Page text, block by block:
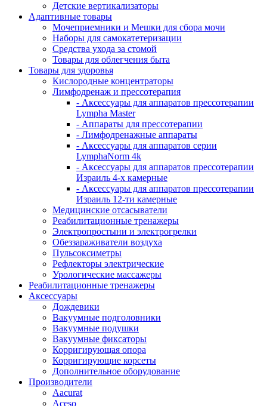
Детские вертикализаторы
Адаптивные товары
Мочеприемники и Мешки для сбора мочи
Наборы для самокатетеризации
Средства ухода за стомой
Товары для облегчения быта
Товары для здоровья
Кислородные концентраторы
Лимфодренаж и прессотерапия
- Аксессуары для аппаратов прессотерапии
Lympha Master
- Аппараты для прессотерапии
- Лимфодренажные аппараты
- Аксессуары для аппаратов серии
LymphaNorm 4k
- Аксессуары для аппаратов прессотерапии
Израиль 4-х камерные
- Аксессуары для аппаратов прессотерапии
Израиль 12-ти камерные
Медицинские отсасыватели
Реабилитационные тренажеры
Электропростыни и электрогрелки
Обеззараживатели воздуха
Пульсоксиметры
Рефлекторы электрические
Урологические массажеры
Реабилитационные тренажеры
Аксессуары
Дождевики
Вакуумные подголовники
Вакуумные подушки
Вакуумные фиксаторы
Корригирующая опора
Корригирующие корсеты
Дополнительное оборудование
Производители
Aacurat
Aceso